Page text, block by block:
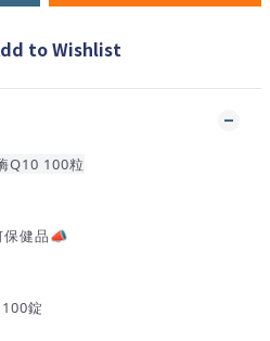
to Wishlist
Q10 100粒
健品📣
錠